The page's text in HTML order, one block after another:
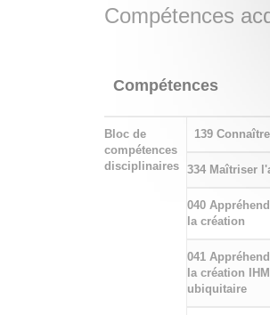
Compétences
Compétences
Bloc de
compétences
disciplinaires
139
334 Maîtriser
040
la création
041
la création
ubiquitaire